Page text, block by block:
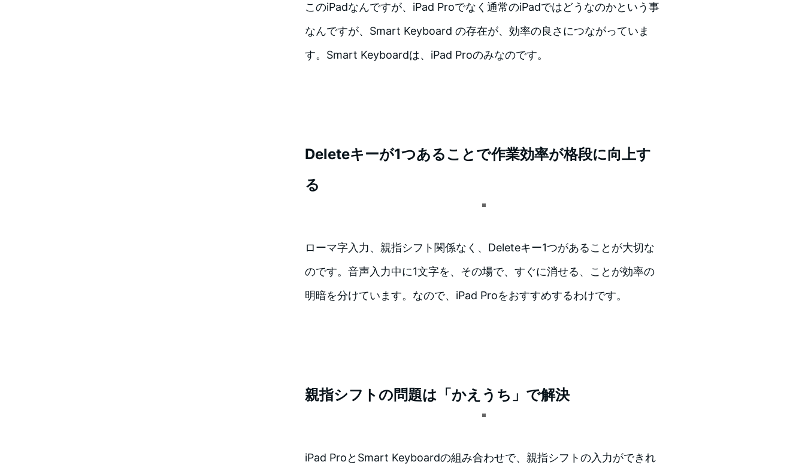
このiPadなんですが、iPad Proでなく通常のiPadではどうなのかという事
なんですが、Smart Keyboard の存在が、効率の良さにつながっていま
す。Smart Keyboardは、iPad Proのみなのです。
Deleteキーが1つあることで作業効率が格段に向上す
る
ローマ字入力、親指シフト関係なく、Deleteキー1つがあることが大切な
のです。音声入力中に1文字を、その場で、すぐに消せる、ことが効率の
明暗を分けています。なので、iPad Proをおすすめするわけです。
親指シフトの問題は「かえうち」で解決
iPad ProとSmart Keyboardの組み合わせで、親指シフトの入力ができれ